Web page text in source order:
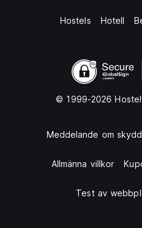
Hostels Hotell
© 1999-2026
Meddelande om
Allmänna villkor
Test av